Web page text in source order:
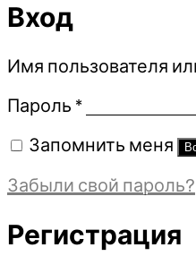
Вход
Имя пользователя
Пароль *Обязательно
Запомнить меня
Забыли свой пароль?
Регистрация